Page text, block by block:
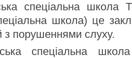
спеціальна школа
школа) це
з порушеннями слуху.
спеціальна